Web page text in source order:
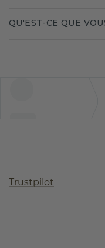
QU'EST-CE QUE
Trustpilot